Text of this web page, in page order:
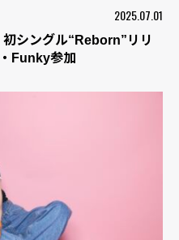
2025.07.01
シングル“Reborn”リリ
Funky参加